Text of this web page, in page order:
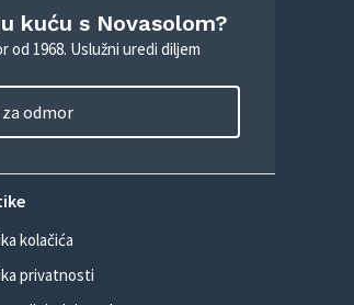
kuću s Novasolom?
od 1968. Uslužni uredi diljem
odmor
kolačića
privatnosti